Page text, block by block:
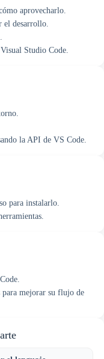
aprovecharlo.
el desarrollo.
Studio Code.
la API de VS Code.
para instalarlo.
para mejorar su flujo de